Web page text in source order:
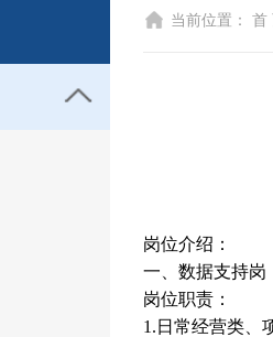
当前位置： 首
岗位介绍：
一、数据支持岗
岗位职责：
1.日常经营类、